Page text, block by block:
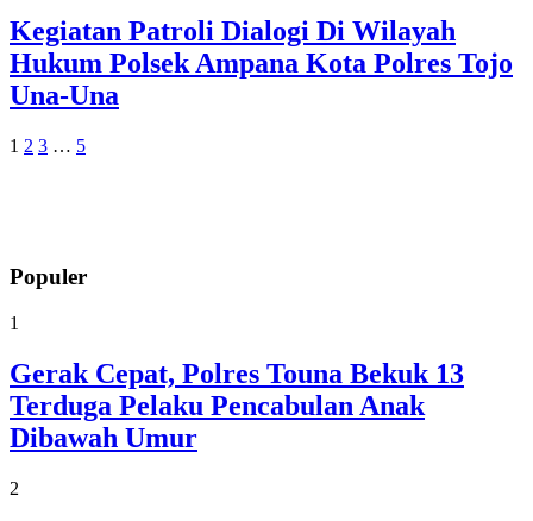
Kegiatan Patroli Dialogi Di Wilayah
Hukum Polsek Ampana Kota Polres Tojo
Una-Una
1 2 3 … 5
Populer
1
Gerak Cepat, Polres Touna Bekuk 13
Terduga Pelaku Pencabulan Anak
Dibawah Umur
2